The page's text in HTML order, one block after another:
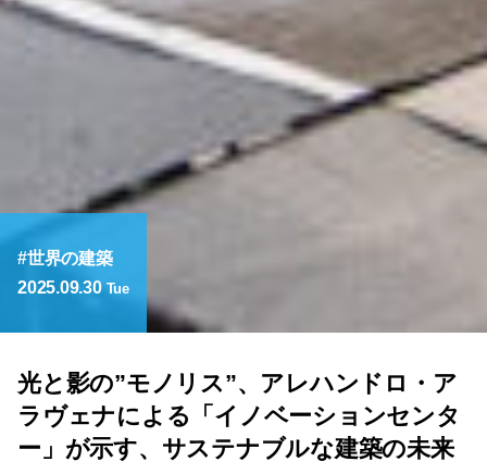
世界の建築
2025.09.30 Tue
光と影の”モノリス”、アレハンドロ・ア
ラヴェナによる「イノベーションセンタ
ー」が示す、サステナブルな建築の未来